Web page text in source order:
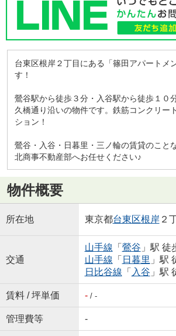
台東区根岸２丁目にある「篠田アパートメ
す！
鶯谷駅から徒歩３分・入谷駅から徒歩１０
久橋通り沿いの物件です。鉄筋コンクリー
ション！
鶯谷・入谷・日暮里・三ノ輪の賃貸のこと
北商事不動産部へお任せください♪
物件概要
所在地 東京都台東区根岸 ２
交通
山手線 「 鶯谷 」駅 徒
山手線 「 日暮里 」駅
日比谷線 「 入谷 」駅
賃料 / 坪単価 -/ -
管理費等 -